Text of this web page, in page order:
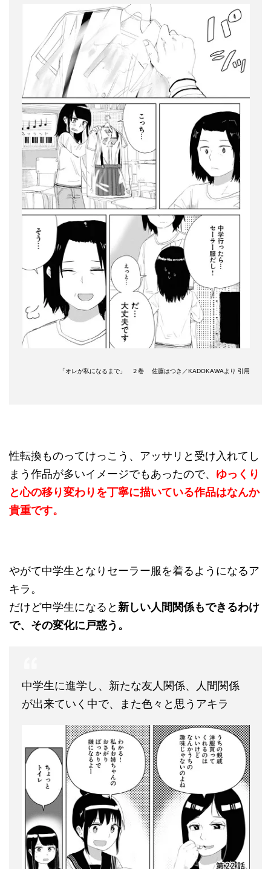
「オレが私になるまで」 ２巻 佐藤はつき／KADOKAWAより 引用
性転換ものってけっこう、アッサリと受け入れてし
まう作品が多いイメージでもあったので、 ゆっくり
と心の移り変わりを丁寧に描いている作品はなんか
貴重です。
やがて中学生となりセーラー服を着るようになるア
キラ。
だけど中学生になると 新しい人間関係もできるわけ
で、その変化に戸惑う。
中学生に進学し、新たな友人関係、人間関係
が出来ていく中で、また色々と思うアキラ